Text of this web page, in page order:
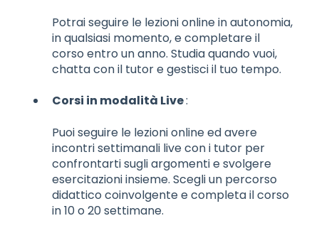
Potrai seguire le lezioni online in autonomia,
in qualsiasi momento, e completare il
corso entro un anno. Studia quando vuoi,
chatta con il tutor e gestisci il tuo tempo.
Corsi in modalità Live:
Puoi seguire le lezioni online ed avere
incontri settimanali live con i tutor per
confrontarti sugli argomenti e svolgere
esercitazioni insieme. Scegli un percorso
didattico coinvolgente e completa il corso
in 10 o 20 settimane.